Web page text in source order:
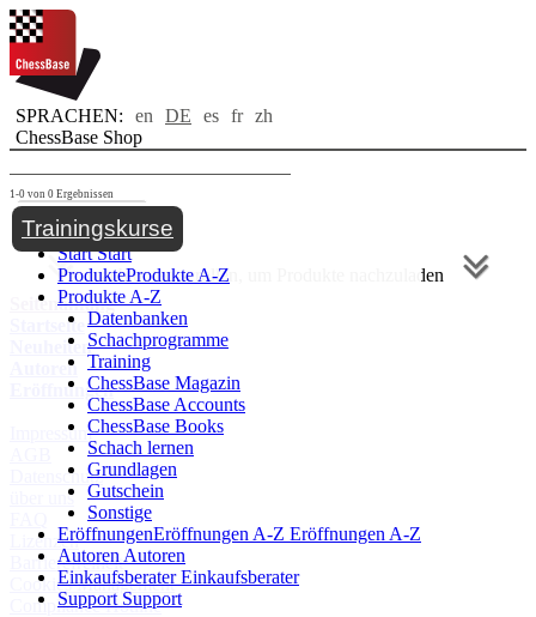
SPRACHEN: en DE es fr zh
ChessBase Shop
Toggle navigation
StartStart
ProdukteProdukte A-Z
Produkte A-Z
Datenbanken
Schachprogramme
Training
ChessBase Magazin
ChessBase Accounts
ChessBase Books
Schach lernen
Grundlagen
Gutschein
Sonstige
EröffnungenEröffnungen A-Z Eröffnungen A-Z
Autoren Autoren
EinkaufsberaterEinkaufsberater
Support Support
1-0 von 0 Ergebnissen
Trainingskurse
nach unten scrollen, um Produkte nachzuladen
Seitenanfang
Startseite
Neuheiten
Autoren
Eröffnungen
Impressum
Datenschutz
über uns
Lizenzen
Barrierefreiheit
Cookies Management
Compliance Hotline